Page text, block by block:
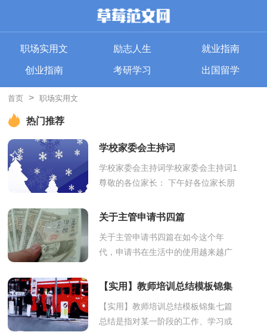
职场实用文 励志人生 就业指南
创业指南 考研学习 出国留学
首页 > 职场实用文
热门推荐
学校家委会主持词
学校家委会主持词学校家委会主持词1
尊敬的各位家长： 下午好各位家长朋
向各位家长的到来表示衷心的感谢！
关于主管申请书四篇
关于主管申请书四篇在如今这个年
代，申请书在生活中的使用越来越广
的行文方式。那么申请书应该怎么写
【实用】教师培训总结模板锦集
七篇
【实用】教师培训总结模板锦集七篇
总结是指对某一阶段的工作、学习或